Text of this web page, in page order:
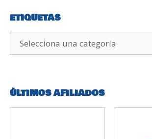
ETIQUETAS
ÚLTIMOS AFILIADOS